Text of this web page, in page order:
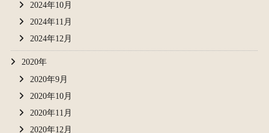
2024年10月
2024年11月
2024年12月
2020年
2020年9月
2020年10月
2020年11月
2020年12月